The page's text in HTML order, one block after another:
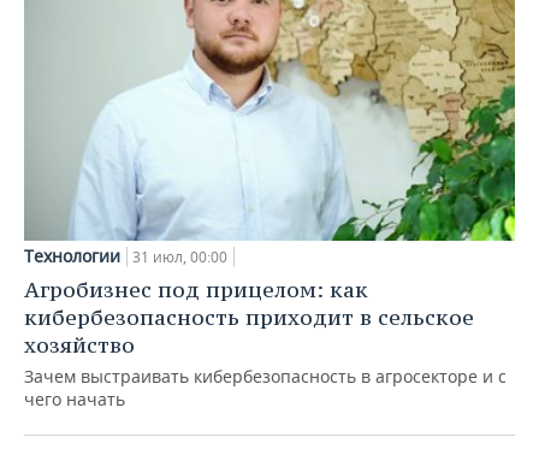
Технологии 31 июл, 00:00
Агробизнес под прицелом: как
кибербезопасность приходит в сельское
хозяйство
Зачем выстраивать кибербезопасность в агросекторе и с
чего начать